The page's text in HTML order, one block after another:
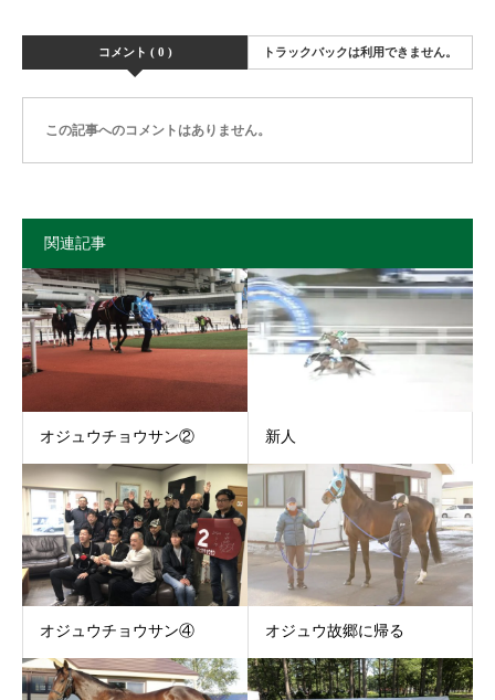
コメント ( 0 ) トラックバックは利用できません。
この記事へのコメントはありません。
関連記事
オジュウチョウサン② 新人
オジュウチョウサン④ オジュウ故郷に帰る